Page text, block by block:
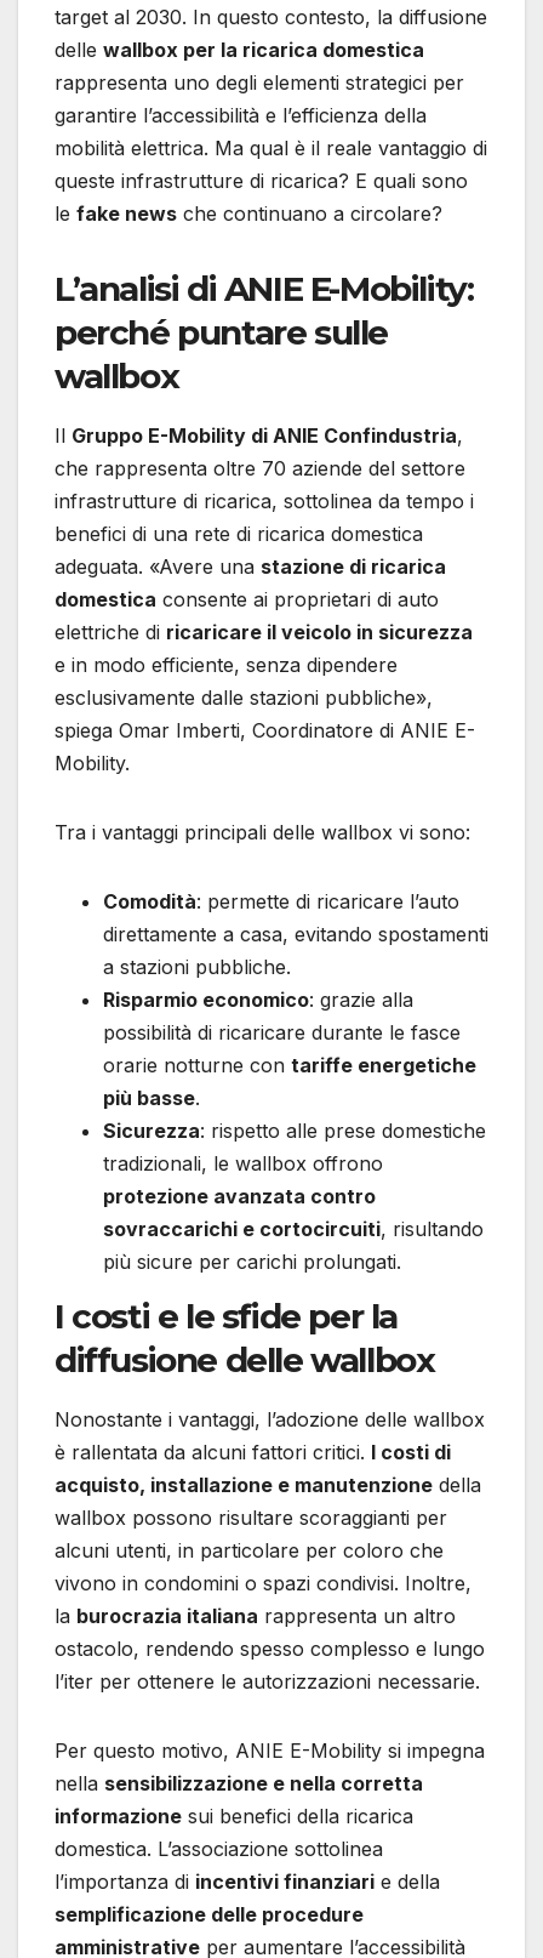
target al 2030. In questo contesto, la diffusione
delle wallbox per la ricarica domestica
rappresenta uno degli elementi strategici per
garantire l’accessibilità e l’efficienza della
mobilità elettrica. Ma qual è il reale vantaggio di
queste infrastrutture di ricarica? E quali sono
le fake news che continuano a circolare?
L’analisi di ANIE E-Mobility:
perché puntare sulle
wallbox
Il Gruppo E-Mobility di ANIE Confindustria,
che rappresenta oltre 70 aziende del settore
infrastrutture di ricarica, sottolinea da tempo i
benefici di una rete di ricarica domestica
adeguata. «Avere una stazione di ricarica
domestica consente ai proprietari di auto
elettriche di ricaricare il veicolo in sicurezza
e in modo efficiente, senza dipendere
esclusivamente dalle stazioni pubbliche»,
spiega Omar Imberti, Coordinatore di ANIE E-
Mobility.
Tra i vantaggi principali delle wallbox vi sono:
Comodità: permette di ricaricare l’auto
direttamente a casa, evitando spostamenti
a stazioni pubbliche.
Risparmio economico: grazie alla
possibilità di ricaricare durante le fasce
orarie notturne con tariffe energetiche
più basse.
Sicurezza: rispetto alle prese domestiche
tradizionali, le wallbox offrono
protezione avanzata contro
sovraccarichi e cortocircuiti, risultando
più sicure per carichi prolungati.
I costi e le sfide per la
diffusione delle wallbox
Nonostante i vantaggi, l’adozione delle wallbox
è rallentata da alcuni fattori critici. I costi di
acquisto, installazione e manutenzione della
wallbox possono risultare scoraggianti per
alcuni utenti, in particolare per coloro che
vivono in condomini o spazi condivisi. Inoltre,
la burocrazia italiana rappresenta un altro
ostacolo, rendendo spesso complesso e lungo
l’iter per ottenere le autorizzazioni necessarie.
Per questo motivo, ANIE E-Mobility si impegna
nella sensibilizzazione e nella corretta
informazione sui benefici della ricarica
domestica. L’associazione sottolinea
l’importanza di incentivi finanziari e della
semplificazione delle procedure
amministrative per aumentare l’accessibilità